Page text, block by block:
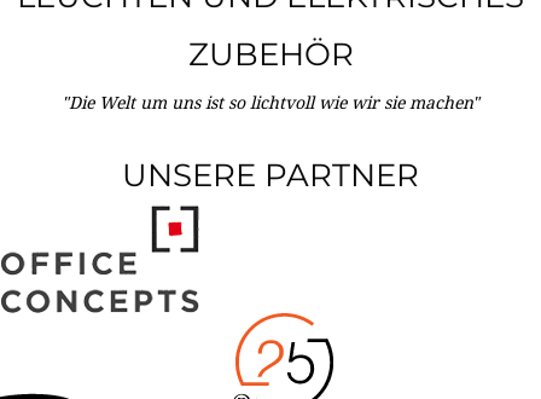
ZUBEHÖR
"Die Welt um uns ist so lichtvoll wie wir sie machen"
UNSERE PARTNER